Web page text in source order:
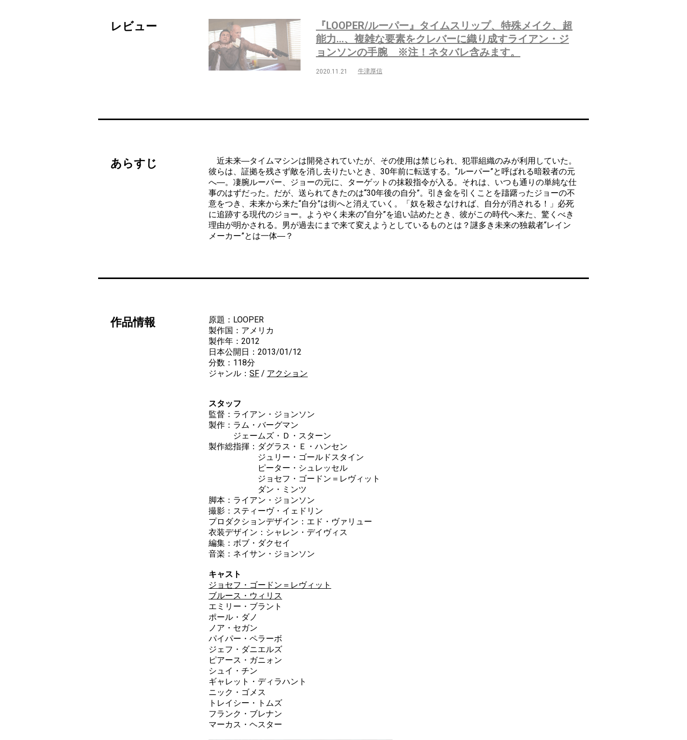
レビュー
『LOOPER/ルーパー』タイムスリップ、特殊メイク、超
能力…、複雑な要素をクレバーに織り成すライアン・ジ
ョンソンの手腕 ※注！ネタバレ含みます。
2020.11.21 牛津厚信
あらすじ
近未来―タイムマシンは開発されていたが、その使用は禁じられ、犯罪組織のみが利用していた。
彼らは、証拠を残さず敵を消し去りたいとき、30年前に転送する。“ルーパー”と呼ばれる暗殺者の元
へ―。凄腕ルーパー、ジョーの元に、ターゲットの抹殺指令が入る。それは、いつも通りの単純な仕
事のはずだった。だが、送られてきたのは“30年後の自分”。引き金を引くことを躊躇ったジョーの不
意をつき、未来から来た“自分”は街へと消えていく。「奴を殺さなければ、自分が消される！」必死
に追跡する現代のジョー。ようやく未来の“自分”を追い詰めたとき、彼がこの時代へ来た、驚くべき
理由が明かされる。男が過去にまで来て変えようとしているものとは？謎多き未来の独裁者“レイン
メーカー”とは一体―？
作品情報
原題：LOOPER
製作国：アメリカ
製作年：2012
日本公開日：2013/01/12
分数：118分
ジャンル： SF / アクション
スタッフ
監督：ライアン・ジョンソン
製作：ラム・バーグマン
ジェームズ・Ｄ・スターン
製作総指揮：ダグラス・Ｅ・ハンセン
ジュリー・ゴールドスタイン
ピーター・シュレッセル
ジョセフ・ゴードン＝レヴィット
ダン・ミンツ
脚本：ライアン・ジョンソン
撮影：スティーヴ・イェドリン
プロダクションデザイン：エド・ヴァリュー
衣装デザイン：シャレン・デイヴィス
編集：ボブ・ダクセイ
音楽：ネイサン・ジョンソン
キャスト
ジョセフ・ゴードン＝レヴィット
ブルース・ウィリス
エミリー・ブラント
ポール・ダノ
ノア・セガン
パイパー・ペラーボ
ジェフ・ダニエルズ
ピアース・ガニォン
シュイ・チン
ギャレット・ディラハント
ニック・ゴメス
トレイシー・トムズ
フランク・ブレナン
マーカス・ヘスター